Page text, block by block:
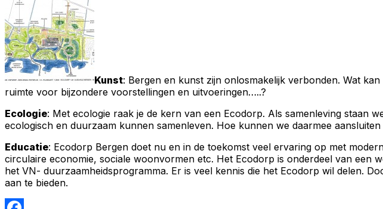
Kunst: Bergen en kunst zijn onlosmakelijk verbonden. Wat
ruimte voor bijzondere voorstellingen en uitvoeringen…..?
Ecologie: Met ecologie raak je de kern van een Ecodorp. Als samenleving staan
ecologisch en duurzaam kunnen samenleven. Hoe kunnen we daarmee
Educatie: Ecodorp Bergen doet nu en in de toekomst veel ervaring op met
circulaire economie, sociale woonvormen etc. Het Ecodorp is onderdeel van een
het VN- duurzaamheidsprogramma. Er is veel kennis die het Ecodorp wil delen.
aan te bieden.